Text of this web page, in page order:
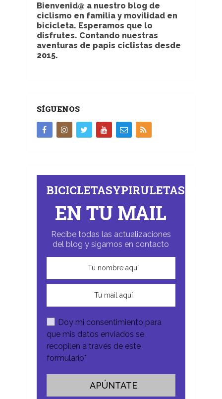
Bienvenid@ a nuestro blog de
ciclismo en familia y movilidad en
bicicleta. Esperamos que lo
disfrutes. Contando nuestras
aventuras de papis ciclistas desde
2015.
SÍGUENOS
BICICLETASYPIRULETAS.COM
EN TU MAIL
Recibe todas las actualizaciones
del blog y sigamos en contacto
Doy mi consentimiento para
que mis datos enviados se
recopilen a través de este
formulario*